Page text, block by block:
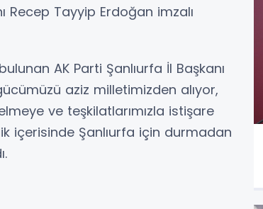
Recep Tayyip Erdoğan imzalı
AK Parti Şanlıurfa İl Başkanı
aziz milletimizden alıyor,
ve teşkilatlarımızla istişare
içerisinde Şanlıurfa için durmadan